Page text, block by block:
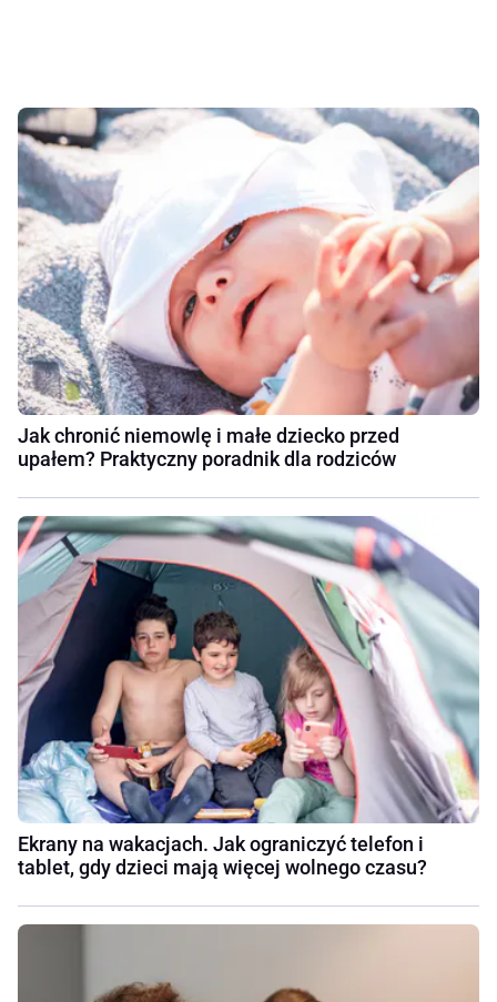
Jak chronić niemowlę i małe dziecko przed
upałem? Praktyczny poradnik dla rodziców
Ekrany na wakacjach. Jak ograniczyć telefon i
tablet, gdy dzieci mają więcej wolnego czasu?